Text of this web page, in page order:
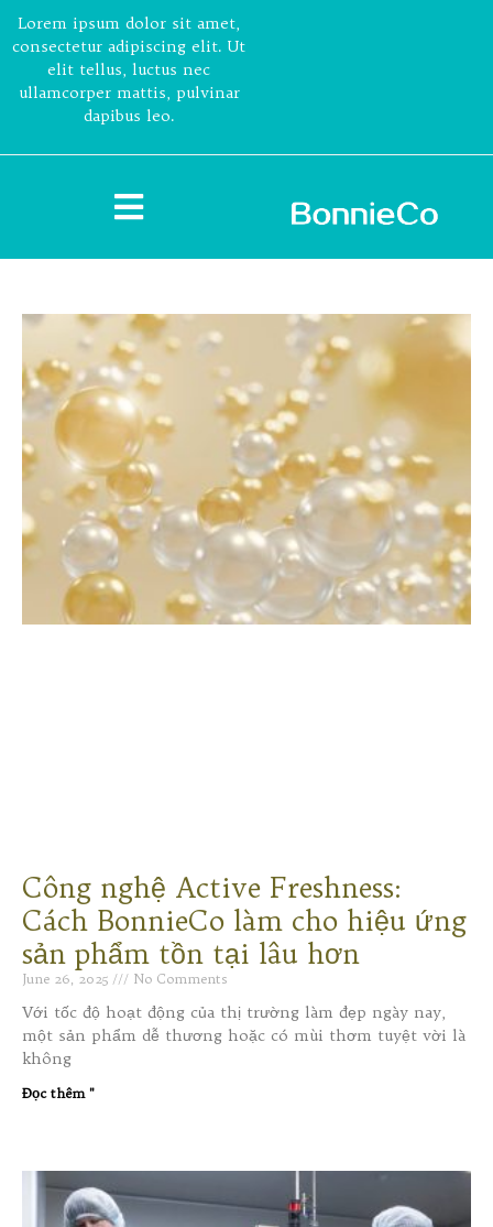
Lorem ipsum dolor sit amet,
consectetur adipiscing elit. Ut
elit tellus, luctus nec
ullamcorper mattis, pulvinar
dapibus leo.
Công nghệ Active Freshness:
Cách BonnieCo làm cho hiệu ứng
sản phẩm tồn tại lâu hơn
June 26, 2025 No Comments
Với tốc độ hoạt động của thị trường làm đẹp ngày nay,
một sản phẩm dễ thương hoặc có mùi thơm tuyệt vời là
không
Đọc thêm "